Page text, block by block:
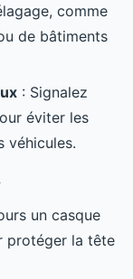
comme
de bâtiments
: Signalez
éviter les
véhicules.
un casque
protéger la tête